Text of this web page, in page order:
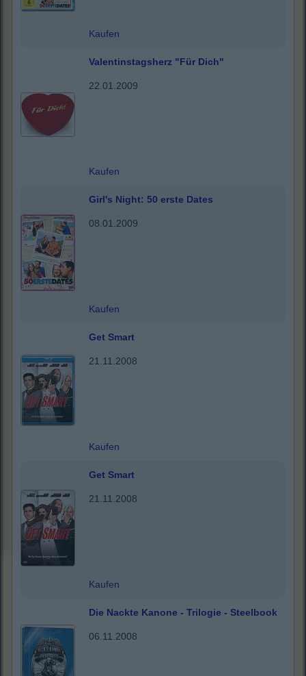
Kaufen
Valentinstagsherz "Für Dich"
22.01.2009
Kaufen
Girl's Night: 50 erste Dates
08.01.2009
Kaufen
Get Smart
21.11.2008
Kaufen
Get Smart
21.11.2008
Kaufen
Die Nackte Kanone - Trilogie - Steelbook
06.11.2008